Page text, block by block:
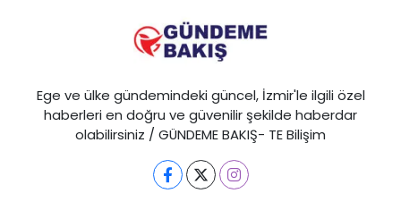
Ege ve ülke gündemindeki güncel, İzmir'le ilgili özel
haberleri en doğru ve güvenilir şekilde haberdar
olabilirsiniz / GÜNDEME BAKIŞ- TE Bilişim